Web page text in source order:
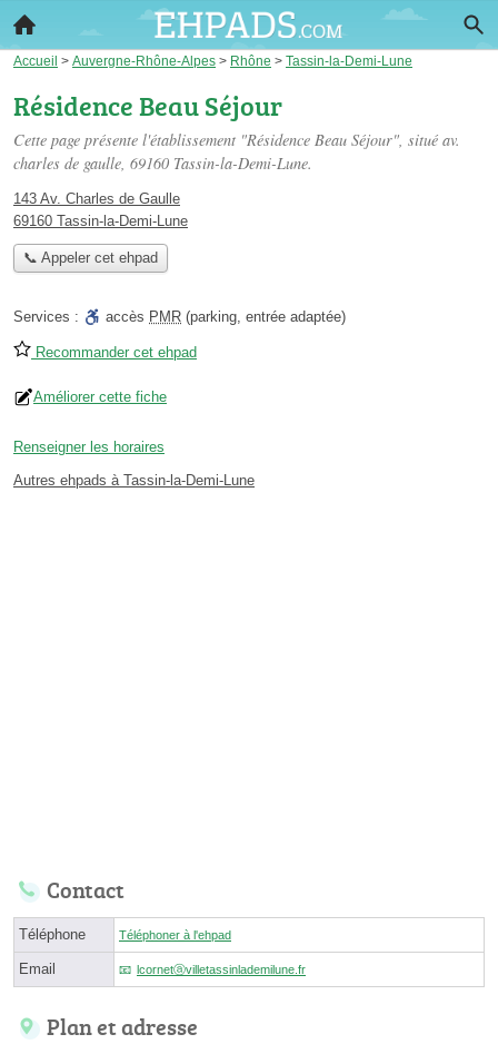
Accueil > Auvergne-Rhône-Alpes > Rhône > Tassin-la-Demi-Lune
Résidence Beau Séjour
Cette page présente l'établissement "Résidence Beau Séjour", situé av.
charles de gaulle, 69160 Tassin-la-Demi-Lune.
143 Av. Charles de Gaulle
69160 Tassin-la-Demi-Lune
📞 Appeler cet ehpad
Services : accès PMR (parking, entrée adaptée)
Recommander cet ehpad
Améliorer cette fiche
Renseigner les horaires
Autres ehpads à Tassin-la-Demi-Lune
Contact
Téléphone Téléphoner à l'ehpad
Email lcornetⓐvilletassinlademilune.fr
Plan et adresse